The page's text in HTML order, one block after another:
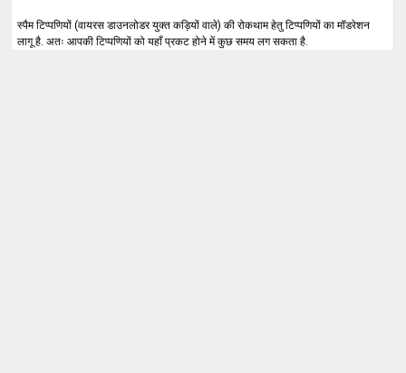
स्पैम टिप्पणियों (वायरस डाउनलोडर युक्त कड़ियों वाले) की रोकथाम हेतु टिप्पणियों का मॉडरेशन
लागू है. अतः आपकी टिप्पणियों को यहाँ प्रकट होने में कुछ समय लग सकता है.